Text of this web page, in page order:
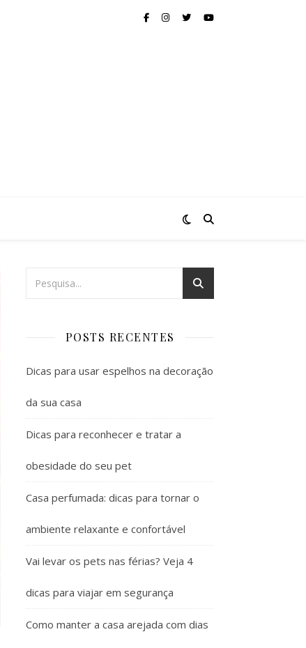
POSTS RECENTES
Dicas para usar espelhos na decoração
da sua casa
Dicas para reconhecer e tratar a
obesidade do seu pet
Casa perfumada: dicas para tornar o
ambiente relaxante e confortável
Vai levar os pets nas férias? Veja 4
dicas para viajar em segurança
Como manter a casa arejada com dias